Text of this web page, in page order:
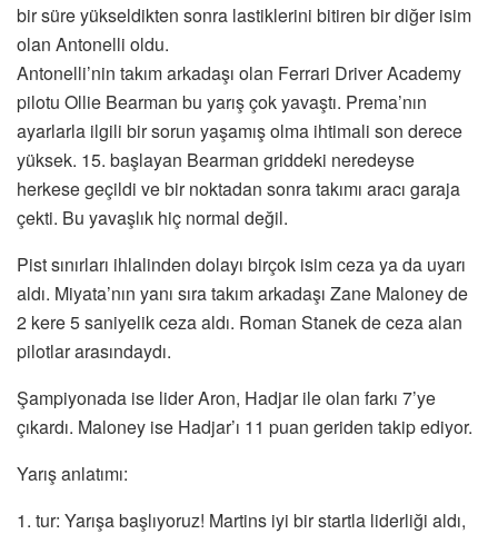
bir süre yükseldikten sonra lastiklerini bitiren bir diğer isim
olan Antonelli oldu.
Antonelli’nin takım arkadaşı olan Ferrari Driver Academy
pilotu Ollie Bearman bu yarış çok yavaştı. Prema’nın
ayarlarla ilgili bir sorun yaşamış olma ihtimali son derece
yüksek. 15. başlayan Bearman griddeki neredeyse
herkese geçildi ve bir noktadan sonra takımı aracı garaja
çekti. Bu yavaşlık hiç normal değil.
Pist sınırları ihlalinden dolayı birçok isim ceza ya da uyarı
aldı. Miyata’nın yanı sıra takım arkadaşı Zane Maloney de
2 kere 5 saniyelik ceza aldı. Roman Stanek de ceza alan
pilotlar arasındaydı.
Şampiyonada ise lider Aron, Hadjar ile olan farkı 7’ye
çıkardı. Maloney ise Hadjar’ı 11 puan geriden takip ediyor.
Yarış anlatımı:
1. tur: Yarışa başlıyoruz! Martins iyi bir startla liderliği aldı,